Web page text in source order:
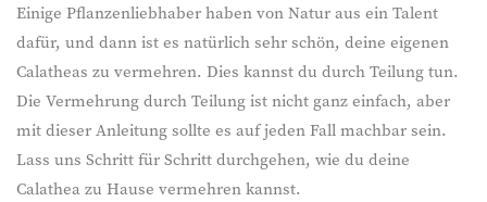
Einige Pflanzenliebhaber haben von Natur aus ein Talent
dafür, und dann ist es natürlich sehr schön, deine eigenen
Calatheas zu vermehren. Dies kannst du durch Teilung tun.
Die Vermehrung durch Teilung ist nicht ganz einfach, aber
mit dieser Anleitung sollte es auf jeden Fall machbar sein.
Lass uns Schritt für Schritt durchgehen, wie du deine
Calathea zu Hause vermehren kannst.